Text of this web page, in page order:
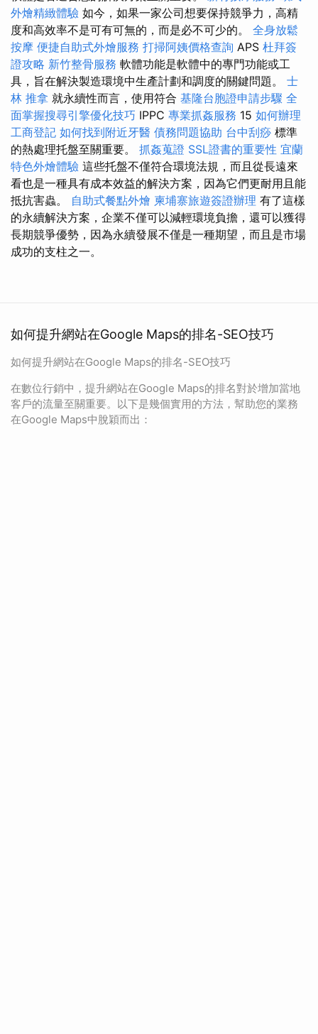
外燴精緻體驗 如今，如果一家公司想要保持競爭力，高精
度和高效率不是可有可無的，而是必不可少的。 全身放鬆
按摩 便捷自助式外燴服務 打掃阿姨價格查詢 APS 杜拜簽
證攻略 新竹整骨服務 軟體功能是軟體中的專門功能或工
具，旨在解決製造環境中生產計劃和調度的關鍵問題。 士
林 推拿 就永續性而言，使用符合 基隆台胞證申請步驟 全
面掌握搜尋引擎優化技巧 IPPC 專業抓姦服務 15 如何辦理
工商登記 如何找到附近牙醫 債務問題協助 台中刮痧 標準
的熱處理托盤至關重要。 抓姦蒐證 SSL證書的重要性 宜蘭
特色外燴體驗 這些托盤不僅符合環境法規，而且從長遠來
看也是一種具有成本效益的解決方案，因為它們更耐用且能
抵抗害蟲。 自助式餐點外燴 柬埔寨旅遊簽證辦理 有了這樣
的永續解決方案，企業不僅可以減輕環境負擔，還可以獲得
長期競爭優勢，因為永續發展不僅是一種期望，而且是市場
成功的支柱之一。
如何提升網站在Google Maps的排名-SEO技巧
如何提升網站在Google Maps的排名-SEO技巧
在數位行銷中，提升網站在Google Maps的排名對於增加當地
客戶的流量至關重要。以下是幾個實用的方法，幫助您的業務
在Google Maps中脫穎而出：